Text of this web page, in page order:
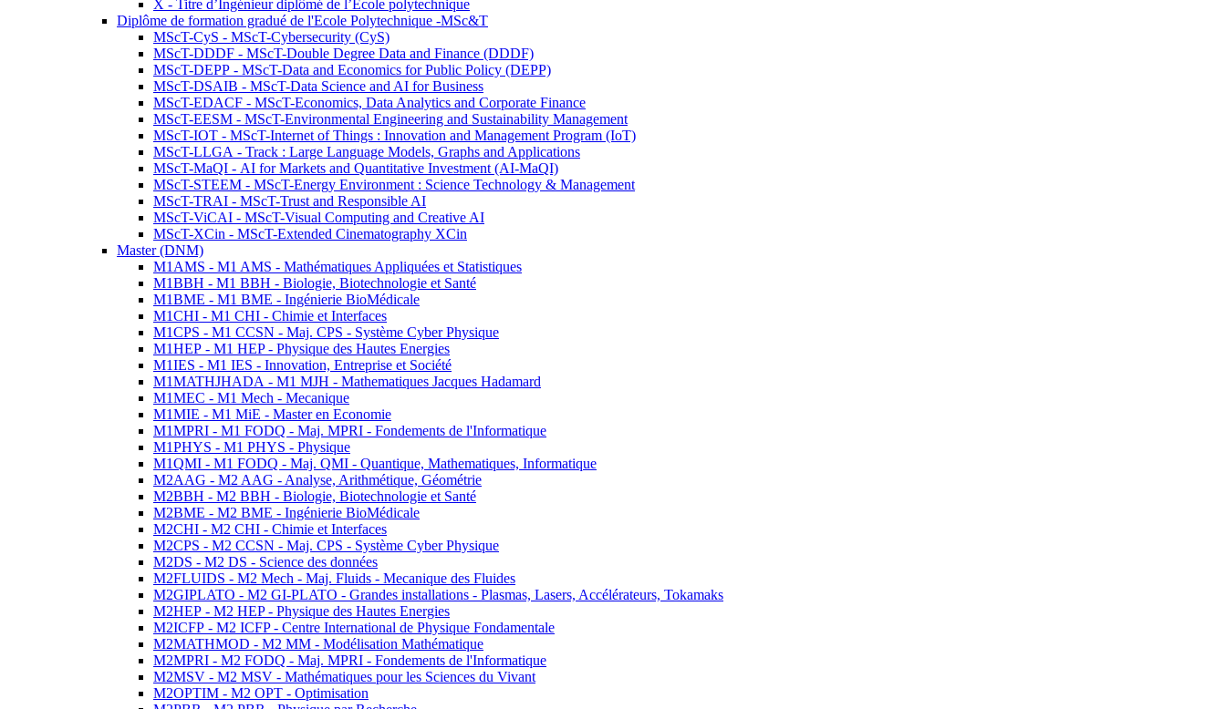
X - Titre d’Ingénieur diplômé de l’École polytechnique
Diplôme de formation gradué de l'Ecole Polytechnique -MSc&T
MScT-CyS - MScT-Cybersecurity (CyS)
MScT-DDDF - MScT-Double Degree Data and Finance (DDDF)
MScT-DEPP - MScT-Data and Economics for Public Policy (DEPP)
MScT-DSAIB - MScT-Data Science and AI for Business
MScT-EDACF - MScT-Economics, Data Analytics and Corporate Finance
MScT-EESM - MScT-Environmental Engineering and Sustainability Management
MScT-IOT - MScT-Internet of Things : Innovation and Management Program (IoT)
MScT-LLGA - Track : Large Language Models, Graphs and Applications
MScT-MaQI - AI for Markets and Quantitative Investment (AI-MaQI)
MScT-STEEM - MScT-Energy Environment : Science Technology & Management
MScT-TRAI - MScT-Trust and Responsible AI
MScT-ViCAI - MScT-Visual Computing and Creative AI
MScT-XCin - MScT-Extended Cinematography XCin
Master (DNM)
M1AMS - M1 AMS - Mathématiques Appliquées et Statistiques
M1BBH - M1 BBH - Biologie, Biotechnologie et Santé
M1BME - M1 BME - Ingénierie BioMédicale
M1CHI - M1 CHI - Chimie et Interfaces
M1CPS - M1 CCSN - Maj. CPS - Système Cyber Physique
M1HEP - M1 HEP - Physique des Hautes Energies
M1IES - M1 IES - Innovation, Entreprise et Société
M1MATHJHADA - M1 MJH - Mathematiques Jacques Hadamard
M1MEC - M1 Mech - Mecanique
M1MIE - M1 MiE - Master en Economie
M1MPRI - M1 FODQ - Maj. MPRI - Fondements de l'Informatique
M1PHYS - M1 PHYS - Physique
M1QMI - M1 FODQ - Maj. QMI - Quantique, Mathematiques, Informatique
M2AAG - M2 AAG - Analyse, Arithmétique, Géométrie
M2BBH - M2 BBH - Biologie, Biotechnologie et Santé
M2BME - M2 BME - Ingénierie BioMédicale
M2CHI - M2 CHI - Chimie et Interfaces
M2CPS - M2 CCSN - Maj. CPS - Système Cyber Physique
M2DS - M2 DS - Science des données
M2FLUIDS - M2 Mech - Maj. Fluids - Mecanique des Fluides
M2GIPLATO - M2 GI-PLATO - Grandes installations - Plasmas, Lasers, Accélérateurs, Tokamaks
M2HEP - M2 HEP - Physique des Hautes Energies
M2ICFP - M2 ICFP - Centre International de Physique Fondamentale
M2MATHMOD - M2 MM - Modélisation Mathématique
M2MPRI - M2 FODQ - Maj. MPRI - Fondements de l'Informatique
M2MSV - M2 MSV - Mathématiques pour les Sciences du Vivant
M2OPTIM - M2 OPT - Optimisation